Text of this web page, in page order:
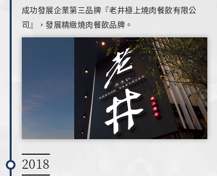
PRIVACY FACEBOOK
成功發展企業第三品牌『老井極上燒肉餐飲有限公
司』，發展精緻燒肉餐飲品牌。
2018